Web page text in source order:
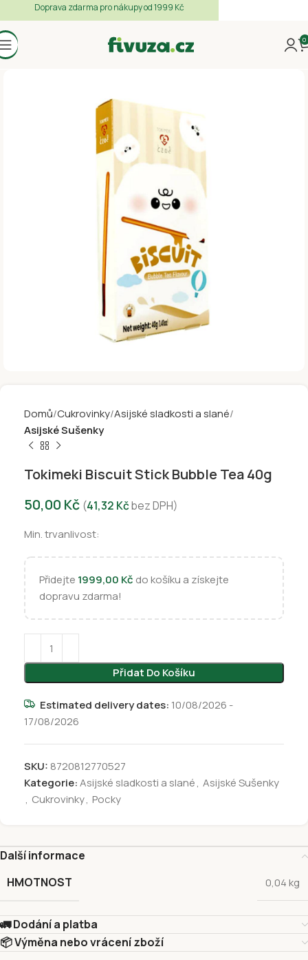
0
Domů Cukrovinky Asijské sladkosti a slané
Asijské Sušenky
Tokimeki Biscuit Stick Bubble Tea 40g
50,00 Kč (41,32 Kčbez DPH)
Min. trvanlivost:
Přidejte 1999,00 Kč do košíku a získejte
dopravu zdarma!
Přidat Do Košíku
Estimated delivery dates: 10/08/2026 -
17/08/2026
SKU: 8720812770527
Kategorie:Asijské sladkosti a slané, Asijské Sušenky
, Cukrovinky, Pocky
Další informace
HMOTNOST
0,04 kg
🚛 Dodání a platba
📦 Výměna nebo vrácení zboží
Doprava zdarma pro nákupy od 1999 Kč